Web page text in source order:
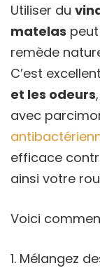
Utiliser du
matelas
remède
C’est
et les odeurs
avec
efficace
ainsi votre
Voici
Mélangez